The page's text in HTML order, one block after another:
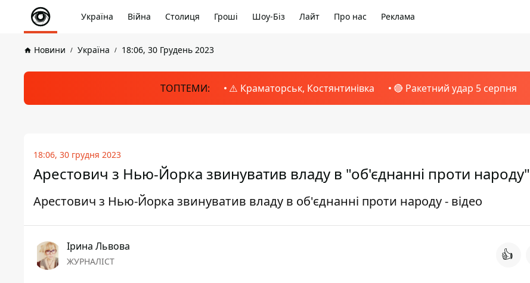
Україна Війна Столиця Гроші Шоу-Біз Лайт Про нас Реклама
Новини Україна 18:06, 30 Грудень 2023
ТОПТЕМИ: ⚠️ Краматорськ, Костянтинівка 🔴 Ракетний удар 5 серпня
18:06, 30 грудня 2023
Арестович з Нью-Йорка звинуватив владу в "об'єднанні проти народу"
Арестович з Нью-Йорка звинуватив владу в об'єднанні проти народу - відео
Ірина Львова
ЖУРНАЛІСТ 👍